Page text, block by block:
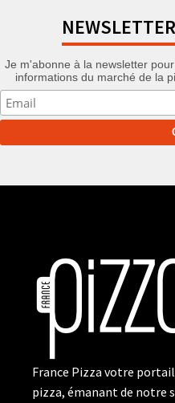
Je m'abonne à la newsletter
informations du marché de la
France Pizza votre
pizza, émanant de notre